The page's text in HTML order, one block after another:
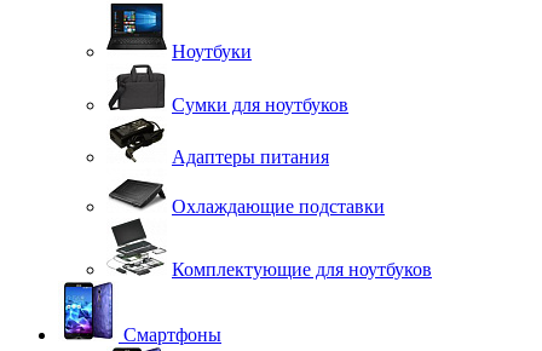
Ноутбуки
Сумки для ноутбуков
Адаптеры питания
Охлаждающие подставки
Комплектующие для ноутбуков
Смартфоны